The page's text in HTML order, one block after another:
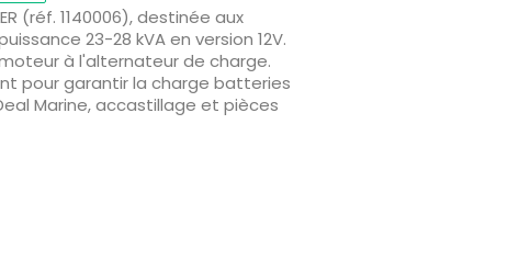
(réf. 1140006), destinée aux
23-28 kVA en version 12V.
à l'alternateur de charge.
pour garantir la charge batteries
Marine, accastillage et pièces